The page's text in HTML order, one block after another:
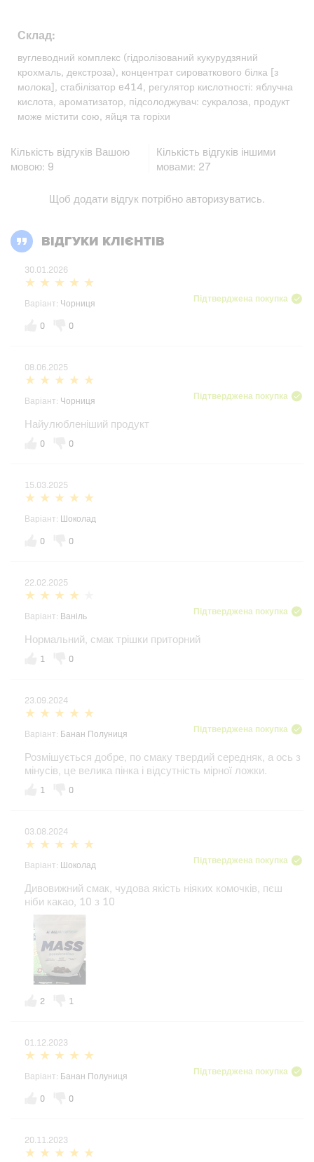
Склад:
вуглеводний комплекс (гідролізований кукурудзяний
крохмаль, декстроза), концентрат сироваткового білка [з
молока], стабілізатор e414, регулятор кислотності: яблучна
кислота, ароматизатор, підсолоджувач: сукралоза, продукт
може містити сою, яйця та горіхи
Кількість відгуків Вашою
мовою: 9
Кількість відгуків іншими
мовами: 27
Щоб додати відгук потрібно авторизуватись.
ВІДГУКИ КЛІЄНТІВ
30.01.2026
Підтверджена покупка
Варіант: Чорниця
0
0
08.06.2025
Підтверджена покупка
Варіант: Чорниця
Найулюбленіший продукт
0 0
15.03.2025
Варіант: Шоколад
0
0
22.02.2025
Підтверджена покупка
Варіант: Ваніль
Нормальний, смак трішки приторний
1 0
23.09.2024
Підтверджена покупка
Варіант: Банан Полуниця
Розмішується добре, по смаку твердий середняк, а ось з
мінусів, це велика пінка і відсутність мірної ложки.
1 0
03.08.2024
Підтверджена покупка
Варіант: Шоколад
Дивовижний смак, чудова якість ніяких комочків, пєш
ніби какао, 10 з 10
2 1
01.12.2023
Підтверджена покупка
Варіант: Банан Полуниця
0
0
20.11.2023